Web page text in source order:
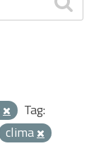
Tag:
clima